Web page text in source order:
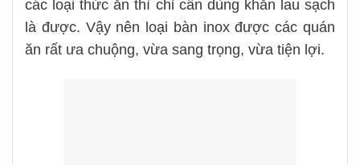
các loại thức ăn thì chỉ cần dùng khăn lau sạch
là được. Vậy nên loại bàn inox được các quán
ăn rất ưa chuộng, vừa sang trọng, vừa tiện lợi.